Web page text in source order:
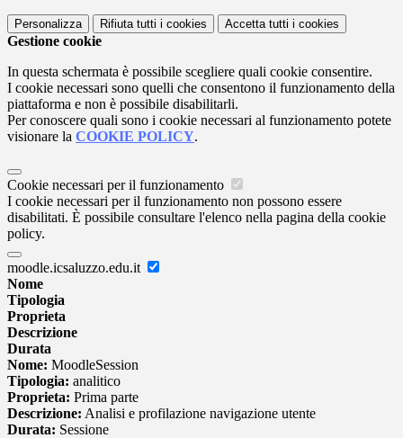
Personalizza Rifiuta tutti i cookies Accetta tutti i cookies
Gestione cookie
In questa schermata è possibile scegliere quali cookie consentire.
I cookie necessari sono quelli che consentono il funzionamento della
piattaforma e non è possibile disabilitarli.
Per conoscere quali sono i cookie necessari al funzionamento potete
visionare la COOKIE POLICY.
Cookie necessari per il funzionamento
I cookie necessari per il funzionamento non possono essere
disabilitati. È possibile consultare l'elenco nella pagina della cookie
policy.
moodle.icsaluzzo.edu.it
Nome
Tipologia
Proprieta
Descrizione
Durata
Nome: MoodleSession
Tipologia: analitico
Proprieta: Prima parte
Descrizione: Analisi e profilazione navigazione utente
Durata: Sessione